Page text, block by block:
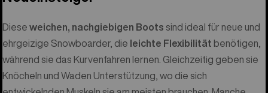
Diese weichen, nachgiebigen Boots sind ideal für neue und
ehrgeizige Snowboarder, die leichte Flexibilität benötigen,
während sie das Kurvenfahren lernen. Gleichzeitig geben sie
Knöcheln und Waden Unterstützung, wo die sich